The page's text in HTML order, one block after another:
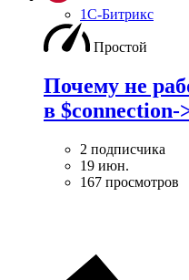
1С-Битрикс
Простой
Почему не
в $connection-
2 подписчика
19 июн.
167 просмотров